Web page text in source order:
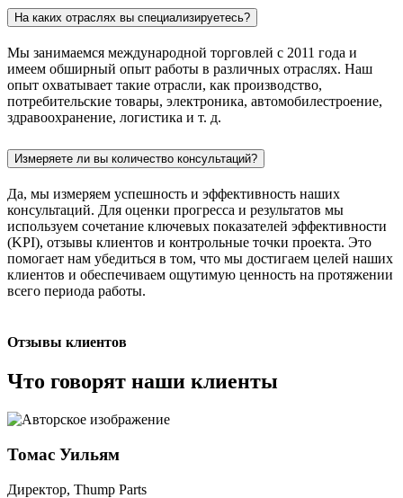
На каких отраслях вы специализируетесь?
Мы занимаемся международной торговлей с 2011 года и
имеем обширный опыт работы в различных отраслях. Наш
опыт охватывает такие отрасли, как производство,
потребительские товары, электроника, автомобилестроение,
здравоохранение, логистика и т. д.
Измеряете ли вы количество консультаций?
Да, мы измеряем успешность и эффективность наших
консультаций. Для оценки прогресса и результатов мы
используем сочетание ключевых показателей эффективности
(KPI), отзывы клиентов и контрольные точки проекта. Это
помогает нам убедиться в том, что мы достигаем целей наших
клиентов и обеспечиваем ощутимую ценность на протяжении
всего периода работы.
Отзывы клиентов
Что говорят наши клиенты
Томас Уильям
Директор, Thump Parts